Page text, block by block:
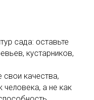
сада: оставьте
кустарников,
свои качества,
а не как